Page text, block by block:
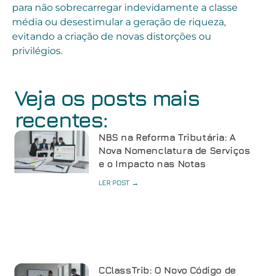
Veja os posts mais
recentes:
NBS na Reforma Tributária: A
Nova Nomenclatura de Serviços
e o Impacto nas Notas
LER POST →
CClassTrib: O Novo Código de
para não sobrecarregar indevidamente a classe
média ou desestimular a geração de riqueza,
evitando a criação de novas distorções ou
privilégios.